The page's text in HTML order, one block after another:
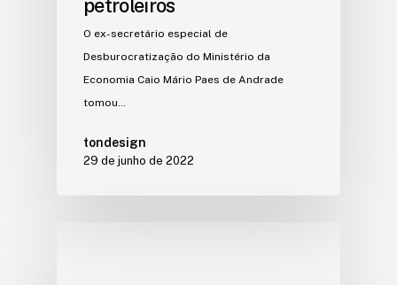
petroleiros
O ex-secretário especial de
Desburocratização do Ministério da
Economia Caio Mário Paes de Andrade
tomou…
tondesign
29 de junho de 2022